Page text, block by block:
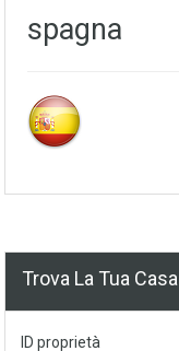
spagna
Trova La Tua Casa
ID proprietà